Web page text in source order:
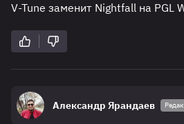
V-Tune заменит Nightfall на PGL
Александр Ярандаев